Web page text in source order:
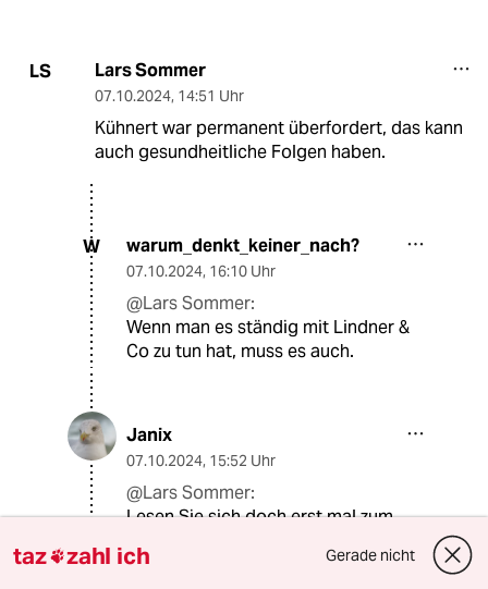
LS Lars Sommer
07.10.2024, 14:51 Uhr
Kühnert war permanent überfordert, das kann
auch gesundheitliche Folgen haben.
W warum_denkt_keiner_nach?
07.10.2024, 16:10 Uhr
@Lars Sommer:
Wenn man es ständig mit Lindner &
Co zu tun hat, muss es auch.
Janix
07.10.2024, 15:52 Uhr
@Lars Sommer:
Lesen Sie sich doch erst mal zum
gewöhnlich das Entscheidende bei
taz zahl ich Gerade nicht